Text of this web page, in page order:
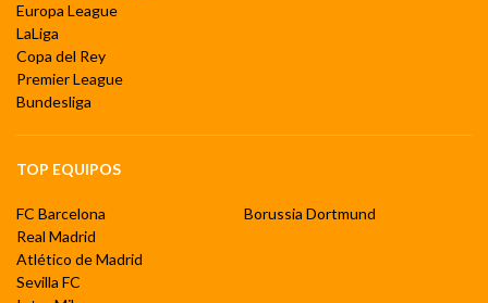
Europa League
LaLiga
Copa del Rey
Premier League
Bundesliga
TOP EQUIPOS
FC Barcelona
Real Madrid
Atlético de Madrid
Sevilla FC
Borussia Dortmund